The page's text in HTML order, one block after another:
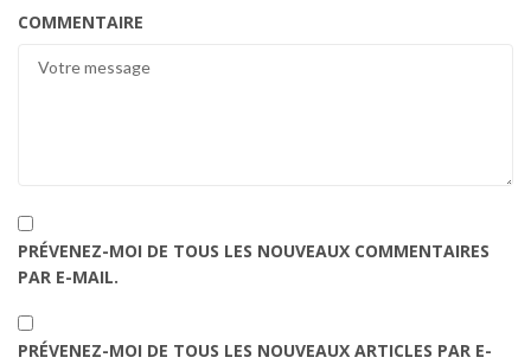
COMMENTAIRE
PRÉVENEZ-MOI DE TOUS LES NOUVEAUX COMMENTAIRES
PAR E-MAIL.
PRÉVENEZ-MOI DE TOUS LES NOUVEAUX ARTICLES PAR E-